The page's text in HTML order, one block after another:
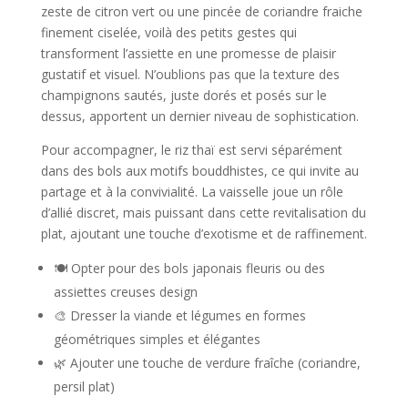
zeste de citron vert ou une pincée de coriandre fraiche
finement ciselée, voilà des petits gestes qui
transforment l’assiette en une promesse de plaisir
gustatif et visuel. N’oublions pas que la texture des
champignons sautés, juste dorés et posés sur le
dessus, apportent un dernier niveau de sophistication.
Pour accompagner, le riz thaï est servi séparément
dans des bols aux motifs bouddhistes, ce qui invite au
partage et à la convivialité. La vaisselle joue un rôle
d’allié discret, mais puissant dans cette revitalisation du
plat, ajoutant une touche d’exotisme et de raffinement.
🍽️ Opter pour des bols japonais fleuris ou des
assiettes creuses design
🎨 Dresser la viande et légumes en formes
géométriques simples et élégantes
🌿 Ajouter une touche de verdure fraîche (coriandre,
persil plat)